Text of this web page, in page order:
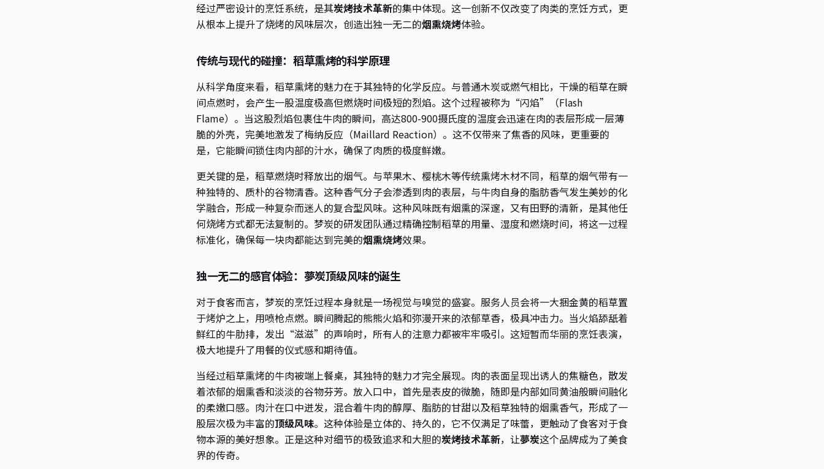
经过严密设计的烹饪系统，是其炭烤技术革新的集中体现。这一创新不仅改变了肉类的烹饪方式，更
从根本上提升了烧烤的风味层次，创造出独一无二的烟熏烧烤体验。
传统与现代的碰撞：稻草熏烤的科学原理
从科学角度来看，稻草熏烤的魅力在于其独特的化学反应。与普通木炭或燃气相比，干燥的稻草在瞬
间点燃时，会产生一股温度极高但燃烧时间极短的烈焰。这个过程被称为“闪焰”（Flash
Flame）。当这股烈焰包裹住牛肉的瞬间，高达800-900摄氏度的温度会迅速在肉的表层形成一层薄
脆的外壳，完美地激发了梅纳反应（Maillard Reaction）。这不仅带来了焦香的风味，更重要的
是，它能瞬间锁住肉内部的汁水，确保了肉质的极度鲜嫩。
更关键的是，稻草燃烧时释放出的烟气。与苹果木、樱桃木等传统熏烤木材不同，稻草的烟气带有一
种独特的、质朴的谷物清香。这种香气分子会渗透到肉的表层，与牛肉自身的脂肪香气发生美妙的化
学融合，形成一种复杂而迷人的复合型风味。这种风味既有烟熏的深邃，又有田野的清新，是其他任
何烧烤方式都无法复制的。梦炭的研发团队通过精确控制稻草的用量、湿度和燃烧时间，将这一过程
标准化，确保每一块肉都能达到完美的烟熏烧烤效果。
独一无二的感官体验：夢炭顶级风味的诞生
对于食客而言，梦炭的烹饪过程本身就是一场视觉与嗅觉的盛宴。服务人员会将一大捆金黄的稻草置
于烤炉之上，用喷枪点燃。瞬间腾起的熊熊火焰和弥漫开来的浓郁草香，极具冲击力。当火焰舔舐着
鲜红的牛肋排，发出“滋滋”的声响时，所有人的注意力都被牢牢吸引。这短暂而华丽的烹饪表演，
极大地提升了用餐的仪式感和期待值。
当经过稻草熏烤的牛肉被端上餐桌，其独特的魅力才完全展现。肉的表面呈现出诱人的焦糖色，散发
着浓郁的烟熏香和淡淡的谷物芬芳。放入口中，首先是表皮的微脆，随即是内部如同黄油般瞬间融化
的柔嫩口感。肉汁在口中迸发，混合着牛肉的醇厚、脂肪的甘甜以及稻草独特的烟熏香气，形成了一
股层次极为丰富的顶级风味。这种体验是立体的、持久的，它不仅满足了味蕾，更触动了食客对于食
物本源的美好想象。正是这种对细节的极致追求和大胆的炭烤技术革新，让夢炭这个品牌成为了美食
界的传奇。